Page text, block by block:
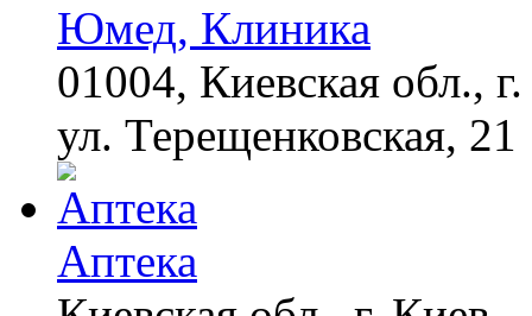
Юмед, Клиника
01004, Киевская обл.,
ул. Терещенковская, 21
Аптека